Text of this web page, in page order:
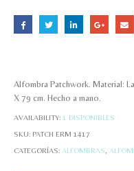
Alfombra Patchwork. Material:
X 79 cm. Hecho a mano.
AVAILABILITY: 1 DISPONIBLES
SKU: PATCH ERM 1417
CATEGORÍAS: ALFOMBRAS